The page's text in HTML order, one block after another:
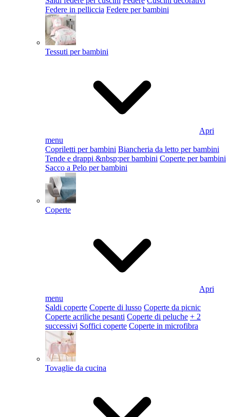
Federe in pelliccia Federe per bambini
Tessuti per bambini
Apri
menu
Copriletti per bambini Biancheria da letto per bambini
Tende e drappi &nbsp;per bambini Coperte per bambini
Sacco a Pelo per bambini
Coperte
Apri
menu
Saldi coperte Coperte di lusso Coperte da picnic
Coperte acriliche pesanti Coperte di peluche + 2
successivi Soffici coperte Coperte in microfibra
Tovaglie da cucina